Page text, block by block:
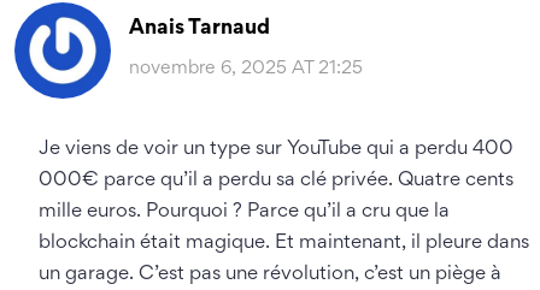
Anais Tarnaud
novembre 6, 2025 AT 21:25
Je viens de voir un type sur YouTube qui a perdu 400
000€ parce qu’il a perdu sa clé privée. Quatre cents
mille euros. Pourquoi ? Parce qu’il a cru que la
blockchain était magique. Et maintenant, il pleure dans
un garage. C’est pas une révolution, c’est un piège à